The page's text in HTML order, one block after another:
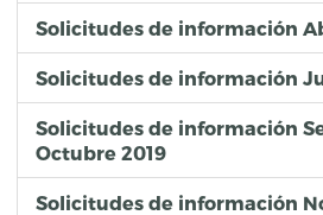
853
17978 21/09/2020
854
17992 21/09/2020
855
18005 21/09/2020
856
18063 22/09/2020
857
18112
858
18121 22/09/2020
Solicitudes de información
Solicitudes de información
Solicitudes de información
Octubre 2019
Solicitudes de información